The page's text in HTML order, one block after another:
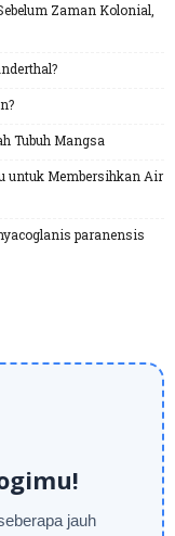
Zaman Kolonial,
Tubuh Mangsa
untuk Membersihkan Air
paranensis
jauh